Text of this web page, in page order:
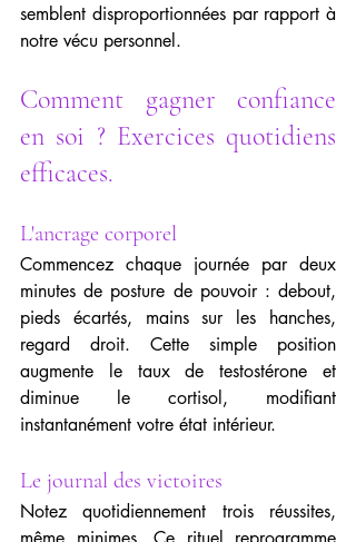
semblent disproportionnées par rapport à
notre vécu personnel.
Comment gagner confiance
en soi ? Exercices quotidiens
efficaces.
L'ancrage corporel
Commencez chaque journée par deux
minutes de posture de pouvoir : debout,
pieds écartés, mains sur les hanches,
regard droit. Cette simple position
augmente le taux de testostérone et
diminue le cortisol, modifiant
instantanément votre état intérieur.
Le journal des victoires
Notez quotidiennement trois réussites,